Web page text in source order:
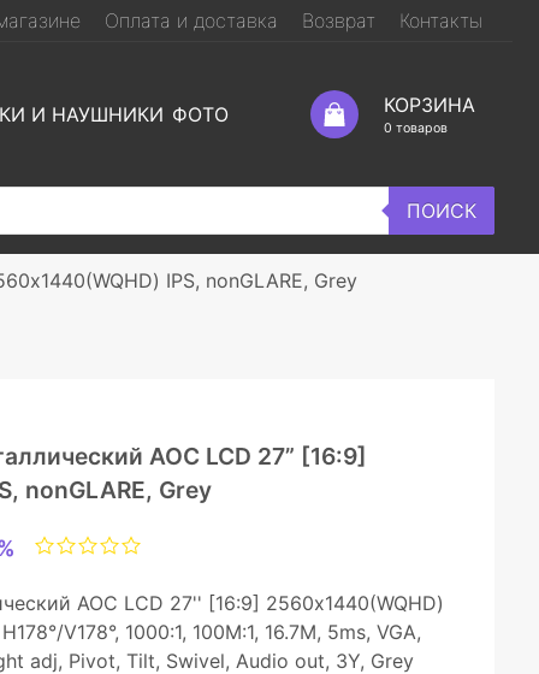
Оплата и доставка Возврат Контакты
И НАУШНИКИ ФОТО КОРЗИНА
0 товаров
ПОИСК
IPS, nonGLARE, Grey
AOC LCD 27” [16:9]
nonGLARE, Grey
AOC LCD 27'' [16:9] 2560х1440(WQHD)
V178°, 1000:1, 100M:1, 16.7M, 5ms, VGA,
adj, Pivot, Tilt, Swivel, Audio out, 3Y, Grey